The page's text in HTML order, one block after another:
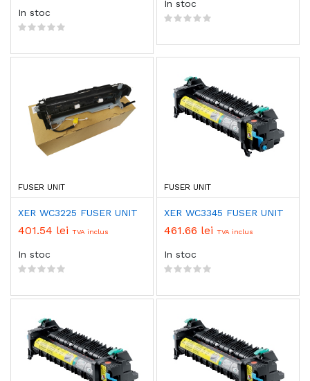
In stoc
In stoc
FUSER UNIT
XER WC3225 FUSER UNIT
401.54 lei TVA inclus
In stoc
FUSER UNIT
XER WC3345 FUSER UNIT
461.66 lei TVA inclus
In stoc